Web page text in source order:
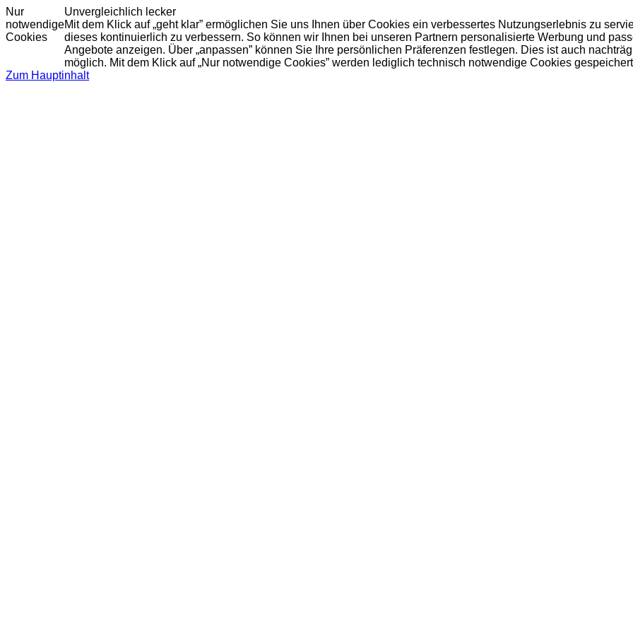
Nur
notwendige
Cookies
Unvergleichlich lecker
Mit dem Klick auf „geht klar” ermöglichen Sie uns Ihnen über Cookies ein verbessertes Nutzungserlebnis zu
dieses kontinuierlich zu verbessern. So können wir Ihnen bei unseren Partnern personalisierte Werbung und
Angebote anzeigen. Über „anpassen” können Sie Ihre persönlichen Präferenzen festlegen. Dies ist auch
möglich. Mit dem Klick auf „Nur notwendige Cookies” werden lediglich technisch notwendige Cookies
Zum Hauptinhalt